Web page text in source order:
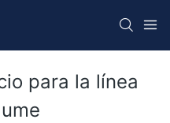
para la línea